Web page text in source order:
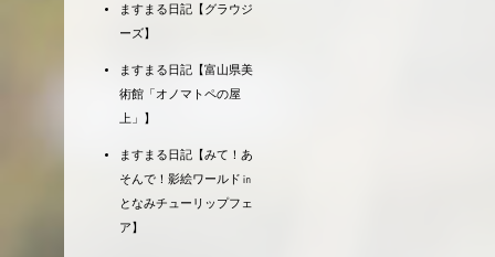
ますまる日記【グラウジ
ーズ】
ますまる日記【富山県美
術館「オノマトペの屋
上」】
ますまる日記【みて！あ
そんで！影絵ワールド㏌
となみチューリップフェ
ア】